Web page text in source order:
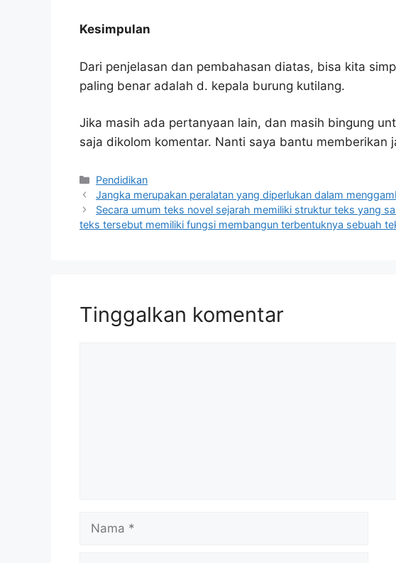
Kesimpulan
Dari penjelasan dan pembahasan diatas, bisa kita
paling benar adalah d. kepala burung kutilang.
Jika masih ada pertanyaan lain, dan masih bingung
saja dikolom komentar. Nanti saya bantu memberikan
Kategori
Pendidikan
Jangka merupakan peralatan yang diperlukan dalam
Secara umum teks novel sejarah memiliki struktur teks yang
teks tersebut memiliki fungsi membangun terbentuknya sebuah
Tinggalkan komentar
Nama